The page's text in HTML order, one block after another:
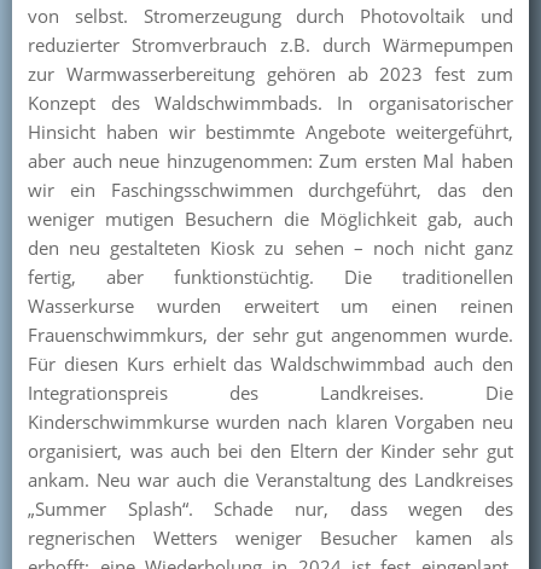
von selbst. Stromerzeugung durch Photovoltaik und
reduzierter Stromverbrauch z.B. durch Wärmepumpen
zur Warmwasserbereitung gehören ab 2023 fest zum
Konzept des Waldschwimmbads. In organisatorischer
Hinsicht haben wir bestimmte Angebote weitergeführt,
aber auch neue hinzugenommen: Zum ersten Mal haben
wir ein Faschingsschwimmen durchgeführt, das den
weniger mutigen Besuchern die Möglichkeit gab, auch
den neu gestalteten Kiosk zu sehen – noch nicht ganz
fertig, aber funktionstüchtig. Die traditionellen
Wasserkurse wurden erweitert um einen reinen
Frauenschwimmkurs, der sehr gut angenommen wurde.
Für diesen Kurs erhielt das Waldschwimmbad auch den
Integrationspreis des Landkreises. Die
Kinderschwimmkurse wurden nach klaren Vorgaben neu
organisiert, was auch bei den Eltern der Kinder sehr gut
ankam. Neu war auch die Veranstaltung des Landkreises
„Summer Splash“. Schade nur, dass wegen des
regnerischen Wetters weniger Besucher kamen als